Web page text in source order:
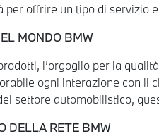
per offrire un tipo di servizio
MONDO BMW
l’orgoglio per la
ogni interazione con il
settore automobilistico,
DELLA RETE BMW